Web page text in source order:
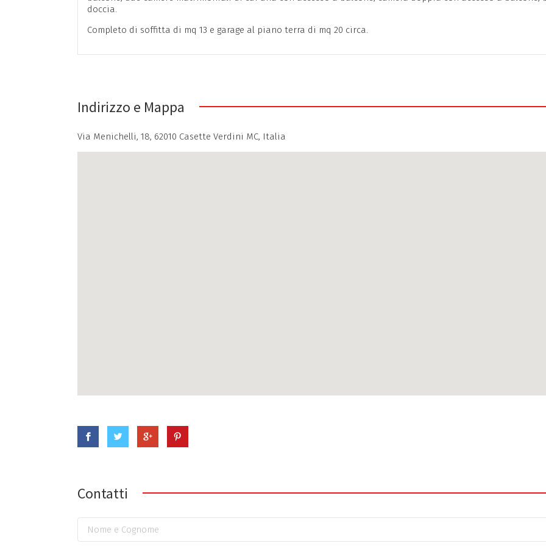
doccia.
Completo di soffitta di mq 13 e garage al piano terra di mq 20 circa.
Indirizzo e Mappa
Via Menichelli, 18, 62010 Casette Verdini MC, Italia
Contatti